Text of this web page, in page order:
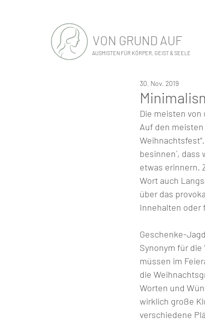
VON GRUND AUF
AUSMISTEN FÜR KÖRPER, GEIST & SEELE
30. Nov. 2019
Die meisten
Auf den
besinnen`, dass
etwas erinnern.
Wort auch
über das
Innehalten
Geschenke-
Synonym für
müssen im
die
Worten und
wirklich große
verschiedene